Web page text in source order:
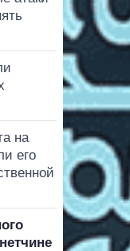
на
его